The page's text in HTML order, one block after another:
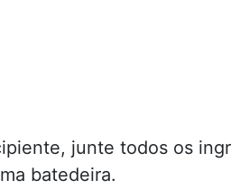
junte todos os
batedeira.